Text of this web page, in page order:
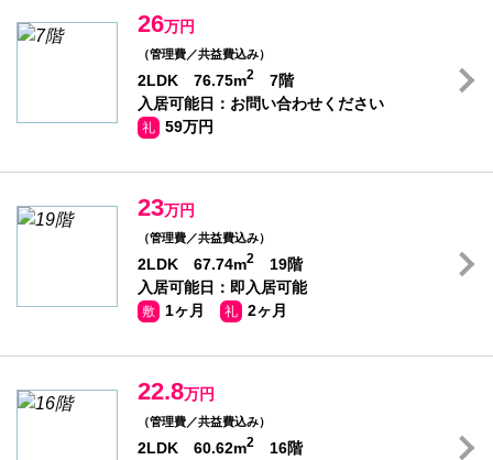
26万円
（管理費／共益費込み）
2LDK 76.75m2
7階
入居可能日：お問い合わせください
礼 59万円
23万円
（管理費／共益費込み）
2LDK 67.74m2
19階
入居可能日：即入居可能
敷 1ヶ月 礼 2ヶ月
22.8万円
（管理費／共益費込み）
2LDK 60.62m2
16階